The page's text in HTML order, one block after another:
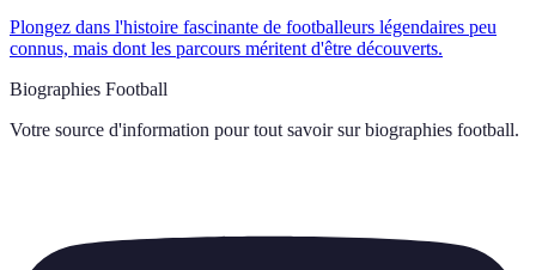
Plongez dans l'histoire fascinante de footballeurs légendaires peu
connus, mais dont les parcours méritent d'être découverts.
Biographies Football
Votre source d'information pour tout savoir sur biographies football.